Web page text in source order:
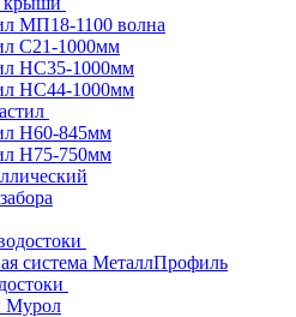
МП18-1100 волна
С21-1000мм
HC35-1000мм
НС44-1000мм
Н60-845мм
H75-750мм
система МеталлПрофиль
Мурол